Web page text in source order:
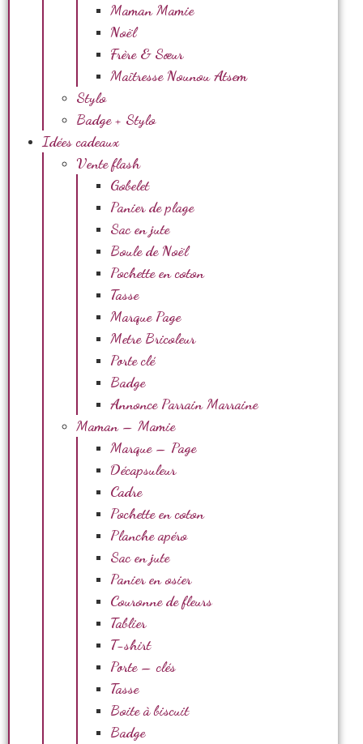
Maman Mamie
Noël
Frère & Sœur
Maîtresse Nounou Atsem
Stylo
Badge + Stylo
Idées cadeaux
Vente flash
Gobelet
Panier de plage
Sac en jute
Boule de Noël
Pochette en coton
Tasse
Marque Page
Metre Bricoleur
Porte clé
Badge
Annonce Parrain Marraine
Maman – Mamie
Marque – Page
Décapsuleur
Cadre
Pochette en coton
Planche apéro
Sac en jute
Panier en osier
Couronne de fleurs
Tablier
T-shirt
Porte – clés
Tasse
Boite à biscuit
Badge